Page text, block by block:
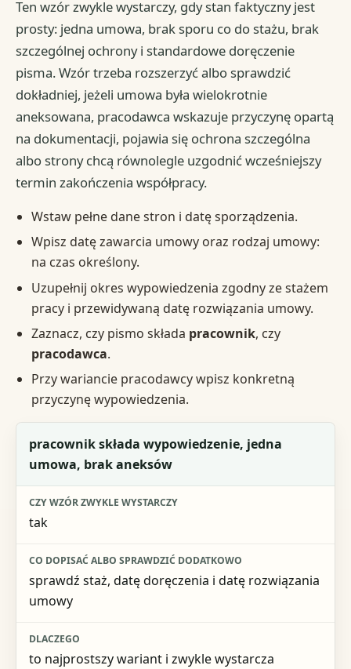
Ten wzór zwykle wystarczy, gdy stan faktyczny jest
prosty: jedna umowa, brak sporu co do stażu, brak
szczególnej ochrony i standardowe doręczenie
pisma. Wzór trzeba rozszerzyć albo sprawdzić
dokładniej, jeżeli umowa była wielokrotnie
aneksowana, pracodawca wskazuje przyczynę opartą
na dokumentacji, pojawia się ochrona szczególna
albo strony chcą równolegle uzgodnić wcześniejszy
termin zakończenia współpracy.
Wstaw pełne dane stron i datę sporządzenia.
Wpisz datę zawarcia umowy oraz rodzaj umowy:
na czas określony.
Uzupełnij okres wypowiedzenia zgodny ze stażem
pracy i przewidywaną datę rozwiązania umowy.
Zaznacz, czy pismo składa pracownik, czy
pracodawca.
Przy wariancie pracodawcy wpisz konkretną
przyczynę wypowiedzenia.
Sytuacja
Co dopisać albo sprawdzić dodatkowo
pracownik składa wypowiedzenie, jedna
umowa, brak aneksów
tak
sprawdź staż, datę doręczenia i datę rozwiązania
umowy
to najprostszy wariant i zwykle wystarcza